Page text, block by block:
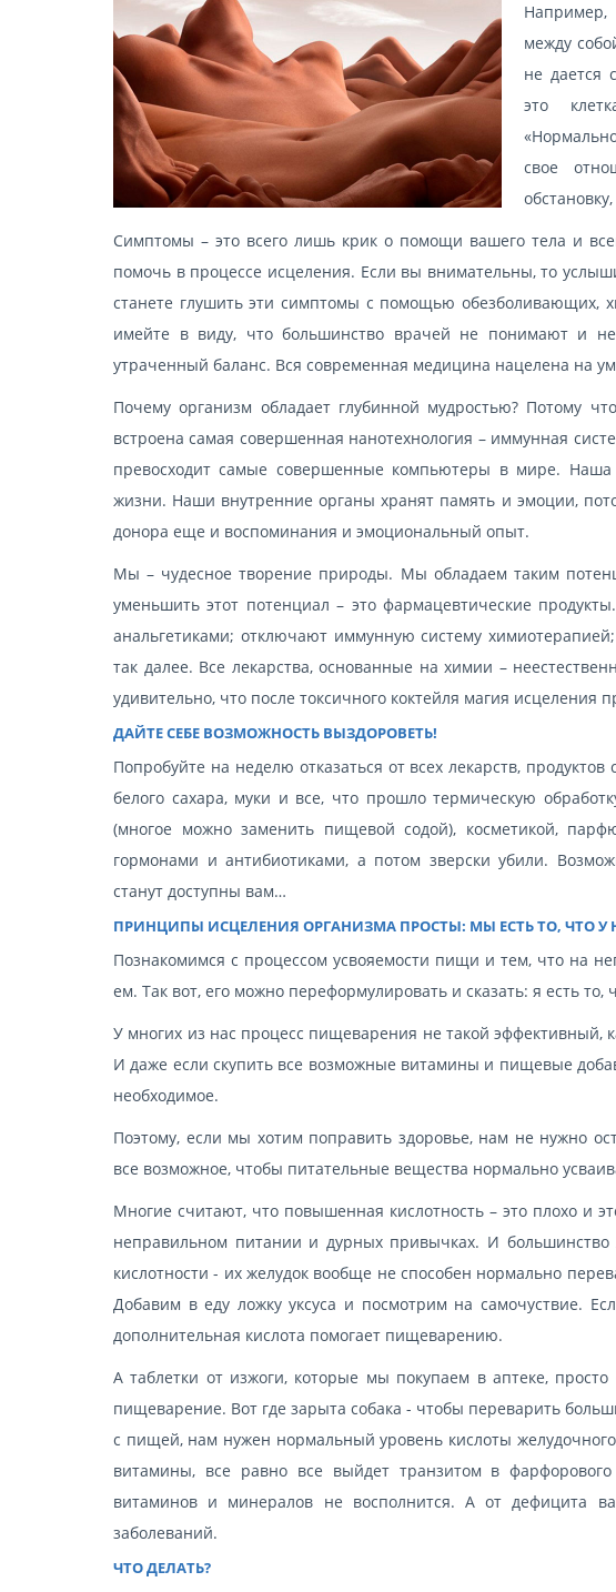
Например,
между
не дается
это
свое
Симптомы – это всего лишь крик о помощи вашего тела и
помочь в процессе исцеления. Если вы внимательны, то
станете глушить эти симптомы с помощью обезболивающих,
имейте в виду, что большинство врачей не понимают и
утраченный баланс. Вся современная медицина нацелена на
Почему организм обладает глубинной мудростью? Потому
встроена самая совершенная нанотехнология – иммунная
превосходит самые совершенные компьютеры в мире. Наша
жизни. Наши внутренние органы хранят память и эмоции,
донора еще и воспоминания и эмоциональный опыт.
Мы – чудесное творение природы. Мы обладаем таким
уменьшить этот потенциал – это фармацевтические
анальгетиками; отключают иммунную систему
так далее. Все лекарства, основанные на химии –
удивительно, что после токсичного коктейля магия исцеления
ДАЙТЕ СЕБЕ ВОЗМОЖНОСТЬ ВЫЗДОРОВЕТЬ!
Попробуйте на неделю отказаться от всех лекарств,
белого сахара, муки и все, что прошло термическую
(многое можно заменить пищевой содой), косметикой,
гормонами и антибиотиками, а потом зверски убили.
станут доступны вам…
ПРИНЦИПЫ ИСЦЕЛЕНИЯ ОРГАНИЗМА ПРОСТЫ: МЫ ЕСТЬ ТО, ЧТО У
Познакомимся с процессом усвояемости пищи и тем, что на
ем. Так вот, его можно переформулировать и сказать: я есть то,
У многих из нас процесс пищеварения не такой эффективный,
И даже если скупить все возможные витамины и пищевые
необходимое.
Поэтому, если мы хотим поправить здоровье, нам не нужно
все возможное, чтобы питательные вещества нормально
Многие считают, что повышенная кислотность – это плохо и
неправильном питании и дурных привычках. И
кислотности - их желудок вообще не способен нормально
Добавим в еду ложку уксуса и посмотрим на самочуствие.
дополнительная кислота помогает пищеварению.
А таблетки от изжоги, которые мы покупаем в аптеке,
пищеварение. Вот где зарыта собака - чтобы переварить
с пищей, нам нужен нормальный уровень кислоты желудочного
витамины, все равно все выйдет транзитом в
витаминов и минералов не восполнится. А от дефицита
заболеваний.
ЧТО ДЕЛАТЬ?